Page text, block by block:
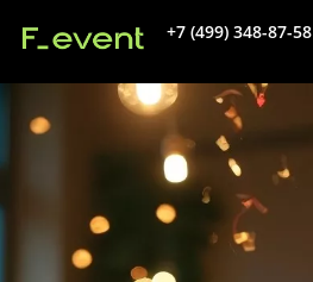
+7 (499) 348-87-58